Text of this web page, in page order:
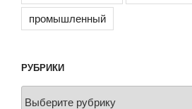
промышленный
РУБРИКИ